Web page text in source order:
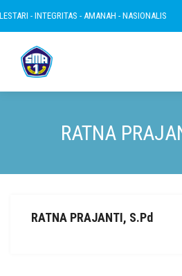
- INTEGRITAS - AMANAH - NASIONALIS
RATNA
RATNA PRAJANTI, S.Pd